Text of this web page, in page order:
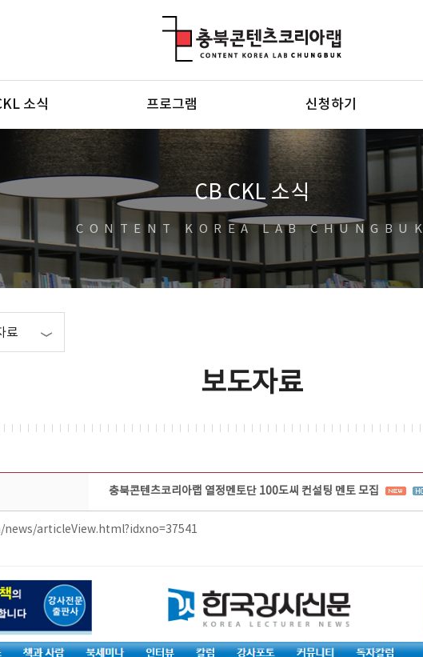
소식 프로그램 신청하기
CB CKL 소식
CONTENT KOREA LAB CHUNGBUK
료
보도자료
충북콘텐츠코리아랩 열정멘토단 100도씨 컨설팅 멘토 모집
articleView.html?idxno=37541